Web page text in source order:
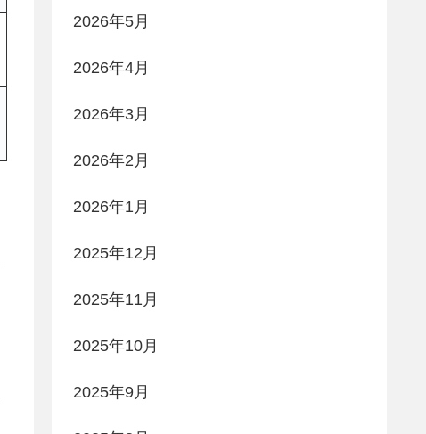
2026年5月
2026年4月
2026年3月
2026年2月
2026年1月
2025年12月
2025年11月
2025年10月
2025年9月